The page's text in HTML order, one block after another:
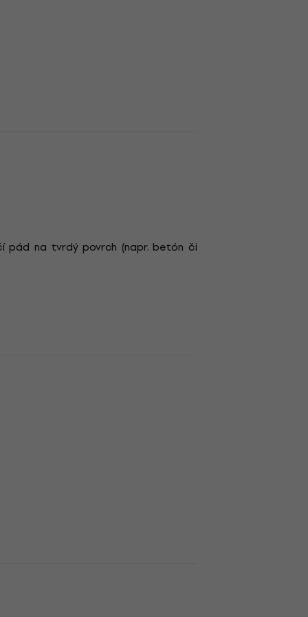
pád na tvrdý povrch (napr. betón či